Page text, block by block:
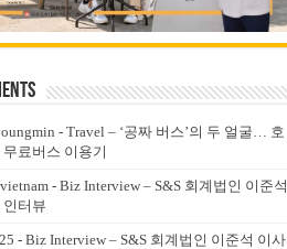
- Travel – ‘공짜 버스’의 두 얼굴… 호
료버스 이용기
- Biz Interview – S&S 회계법인 이준석
터뷰
- Biz Interview – S&S 회계법인 이준석 이사